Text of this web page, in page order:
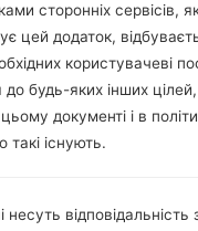
K4 LTE
сторонніх сервісів,
цей додаток,
користувачеві
будь-яких інших цілей,
документі і в
існують.
несуть відповідальність